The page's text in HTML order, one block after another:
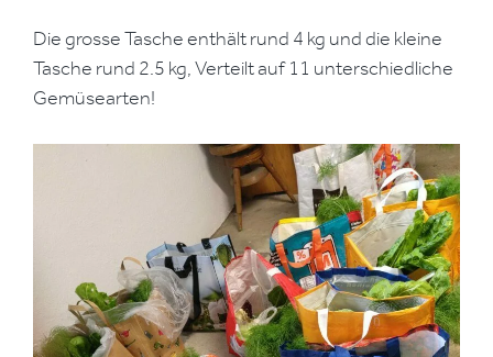
Die grosse Tasche enthält rund 4 kg und die kleine
Tasche rund 2.5 kg, Verteilt auf 11 unterschiedliche
Gemüsearten!